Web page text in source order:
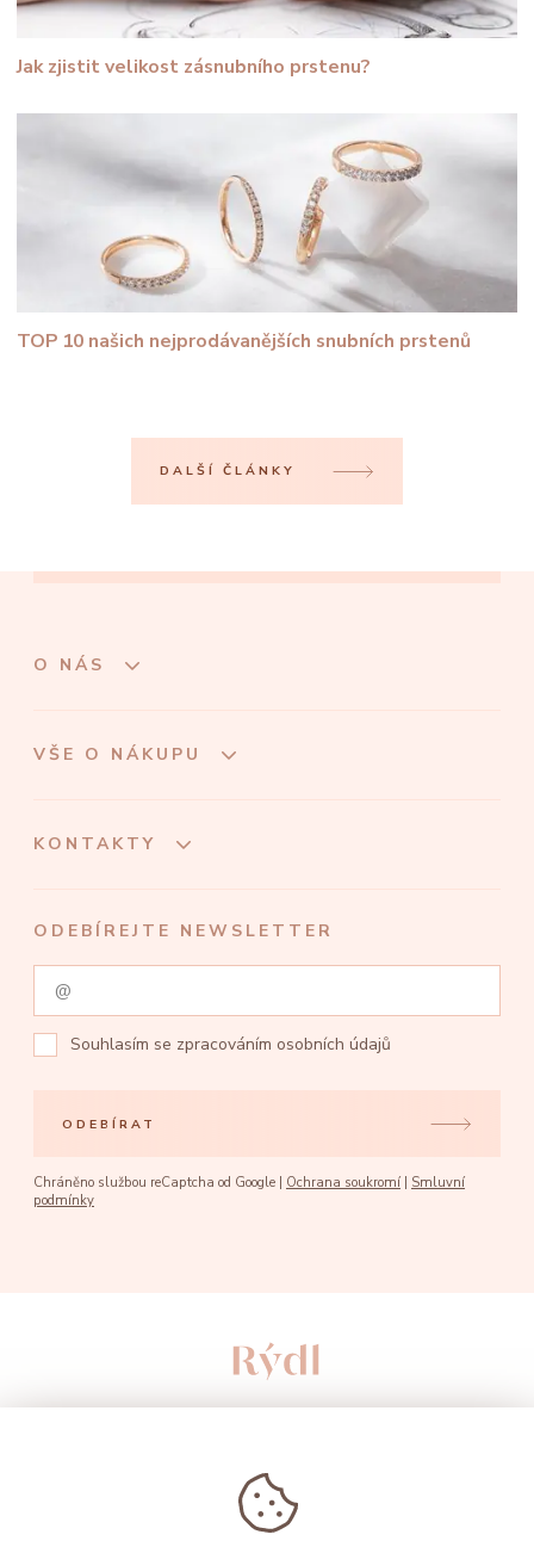
Jak zjistit velikost zásnubního prstenu?
TOP 10 našich nejprodávanějších snubních prstenů
DALŠÍ ČLÁNKY
O NÁS
VŠE O NÁKUPU
KONTAKTY
ODEBÍREJTE NEWSLETTER
Souhlasím se zpracováním osobních údajů
ODEBÍRAT
Chráněno službou reCaptcha od Google | Ochrana soukromí
Smluvní
podmínky